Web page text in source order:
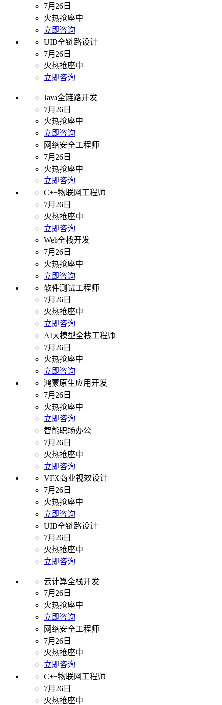
7月26日
火热抢座中
立即咨询
UID全链路设计
7月26日
火热抢座中
立即咨询
Java全链路开发
7月26日
火热抢座中
立即咨询
网络安全工程师
7月26日
火热抢座中
立即咨询
C++物联网工程师
7月26日
火热抢座中
立即咨询
Web全栈开发
7月26日
火热抢座中
立即咨询
软件测试工程师
7月26日
火热抢座中
立即咨询
AI大模型全栈工程师
7月26日
火热抢座中
立即咨询
鸿蒙原生应用开发
7月26日
火热抢座中
立即咨询
智能职场办公
7月26日
火热抢座中
立即咨询
VFX商业视效设计
7月26日
火热抢座中
立即咨询
UID全链路设计
7月26日
火热抢座中
立即咨询
云计算全栈开发
7月26日
火热抢座中
立即咨询
网络安全工程师
7月26日
火热抢座中
立即咨询
C++物联网工程师
7月26日
火热抢座中